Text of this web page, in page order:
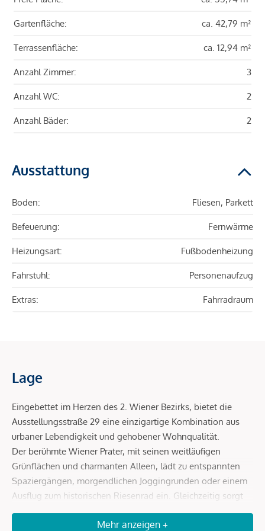
Gartenfläche: ca. 42,79 m²
Terrassenfläche: ca. 12,94 m²
Anzahl Zimmer: 3
Anzahl WC: 2
Anzahl Bäder: 2
Ausstattung
Boden: Fliesen, Parkett
Befeuerung: Fernwärme
Heizungsart: Fußbodenheizung
Fahrstuhl: Personenaufzug
Extras: Fahrradraum
Lage
Eingebettet im Herzen des 2. Wiener Bezirks, bietet die
Ausstellungsstraße 29 eine einzigartige Kombination aus
urbaner Lebendigkeit und gehobener Wohnqualität.
Der berühmte Wiener Prater, mit seinen weitläufigen
Grünflächen und charmanten Alleen, lädt zu entspannten
Spaziergängen, morgendlichen Joggingrunden oder einem
Ausflug zum historischen Riesenrad ein. Gleichzeitig sorgt
die Nähe zur Donau für ein besonderes, naturverbundenes
Lebensgefühl. Eine Adresse für alle, die urbanes Flair und
Mehr anzeigen +